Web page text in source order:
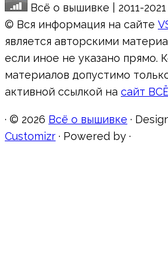
Всё о вышивке | 2011-2021
© Вся информация на сайте
является авторскими
если иное не указано прямо.
материалов допустимо
активной ссылкой на сайт
· © 2026 Всё о вышивке ·
Customizr · Powered by ·